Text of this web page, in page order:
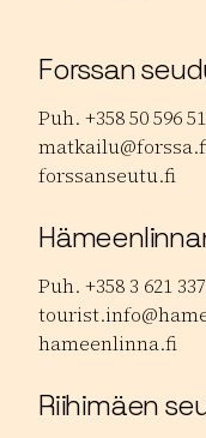
Forssan
Puh. +358 50 596
forssanseutu.fi
Puh. +358 3 621
hameenlinna.fi
Riihimäen